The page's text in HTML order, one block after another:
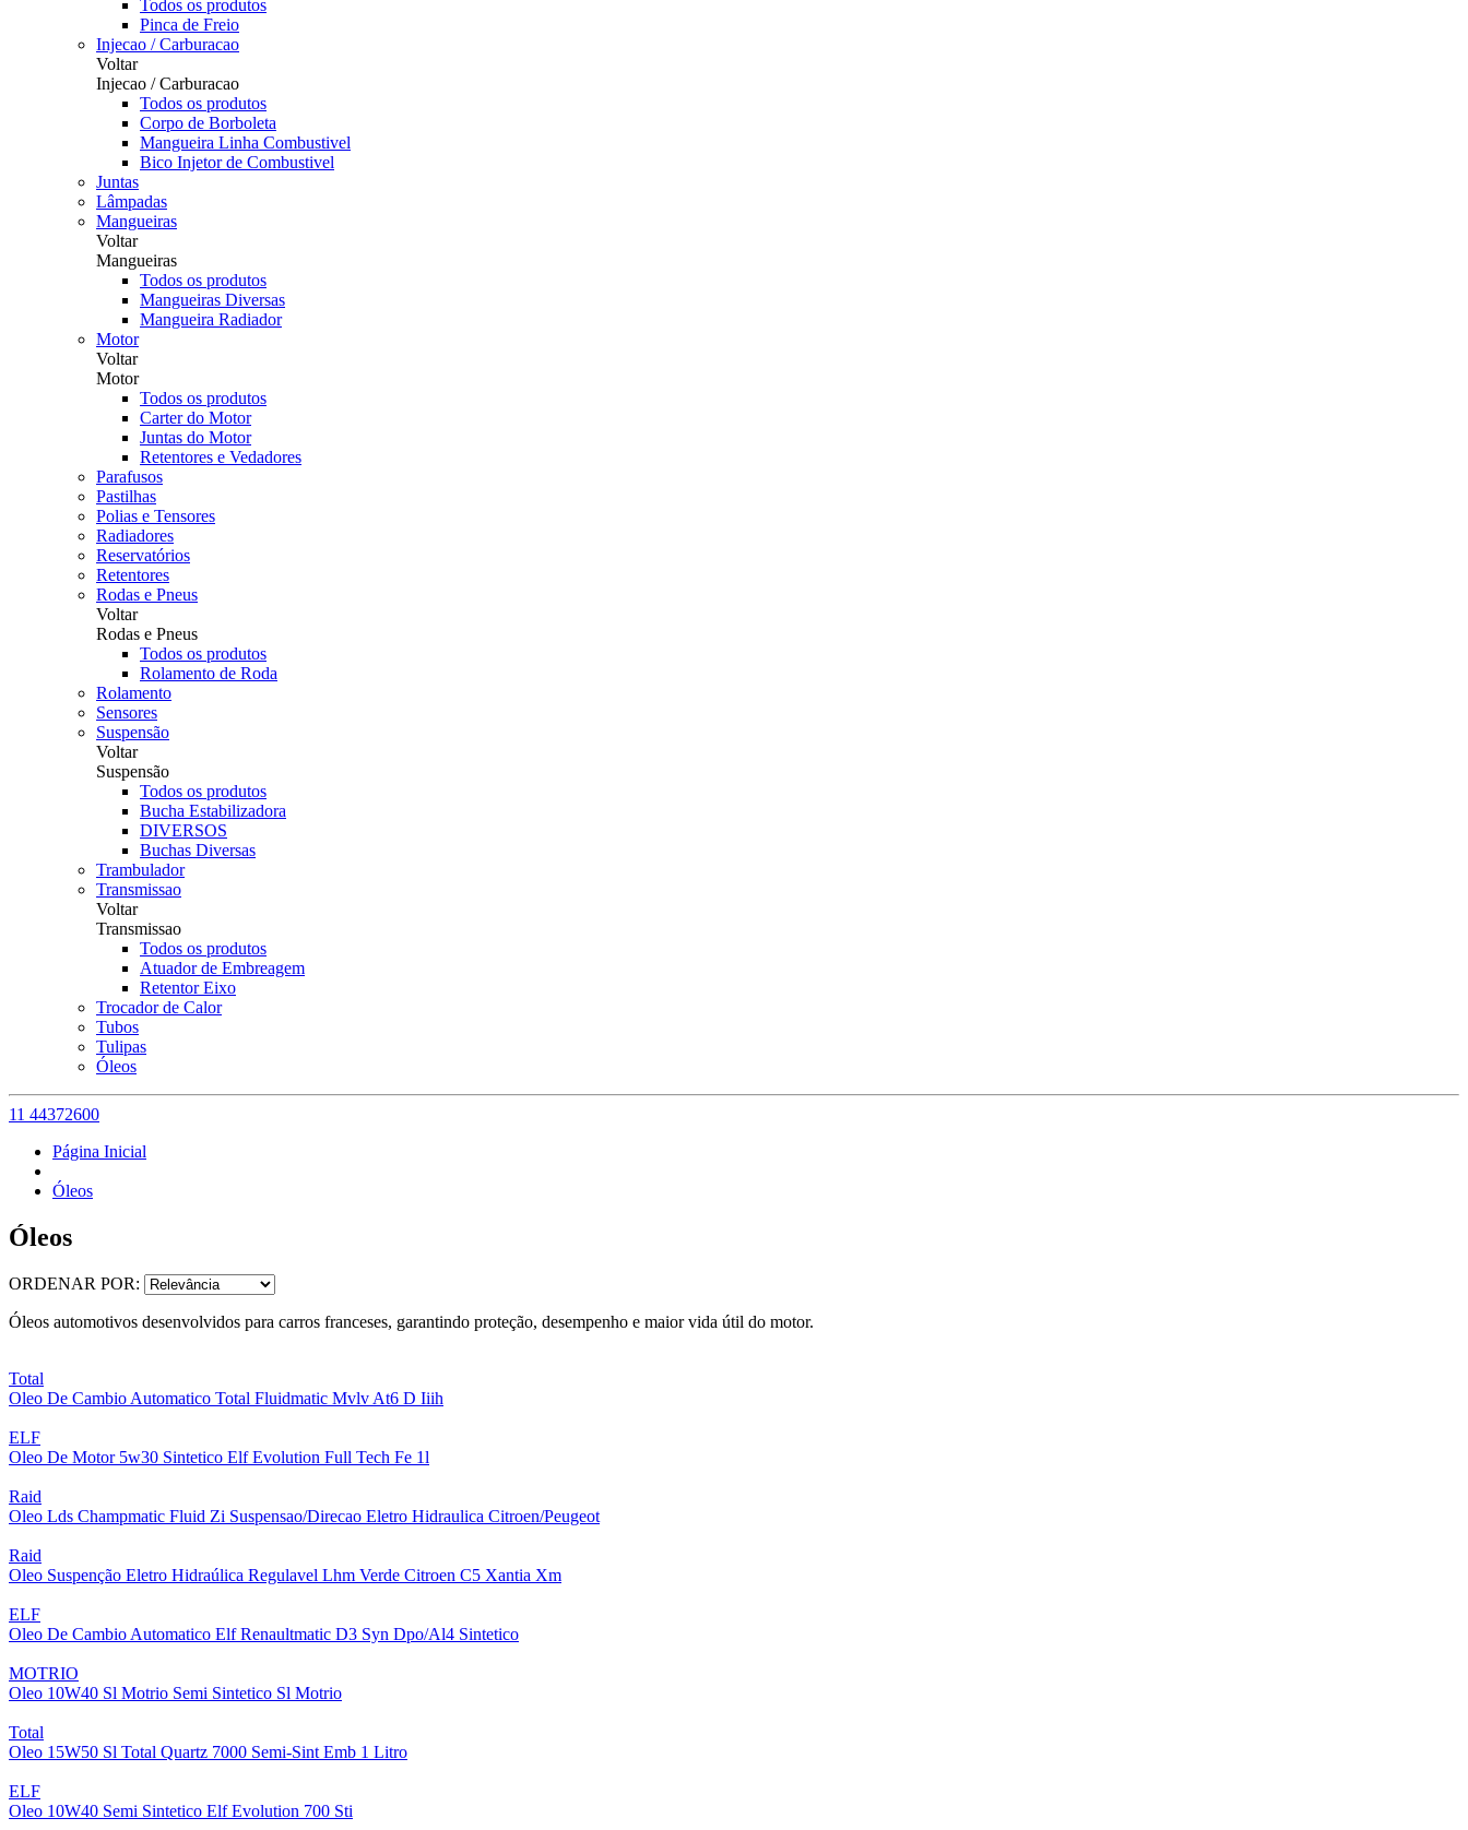
Todos os produtos
Pinca de Freio
Injecao / Carburacao
Voltar
Injecao / Carburacao
Todos os produtos
Corpo de Borboleta
Mangueira Linha Combustivel
Bico Injetor de Combustivel
Juntas
Lâmpadas
Mangueiras
Voltar
Mangueiras
Todos os produtos
Mangueiras Diversas
Mangueira Radiador
Motor
Voltar
Motor
Todos os produtos
Carter do Motor
Juntas do Motor
Retentores e Vedadores
Parafusos
Pastilhas
Polias e Tensores
Radiadores
Reservatórios
Retentores
Rodas e Pneus
Voltar
Rodas e Pneus
Todos os produtos
Rolamento de Roda
Rolamento
Sensores
Suspensão
Voltar
Suspensão
Todos os produtos
Bucha Estabilizadora
DIVERSOS
Buchas Diversas
Trambulador
Transmissao
Voltar
Transmissao
Todos os produtos
Atuador de Embreagem
Retentor Eixo
Trocador de Calor
Tubos
Tulipas
Óleos
11 44372600
Página Inicial
Óleos
Óleos
ORDENAR POR:
Óleos automotivos desenvolvidos para carros franceses, garantindo proteção, desempenho e maior vida útil do motor.
Total
Oleo De Cambio Automatico Total Fluidmatic Mvlv At6 D Iiih
ELF
Oleo De Motor 5w30 Sintetico Elf Evolution Full Tech Fe 1l
Raid
Oleo Lds Champmatic Fluid Zi Suspensao/Direcao Eletro Hidraulica Citroen/Peugeot
Raid
Oleo Suspenção Eletro Hidraúlica Regulavel Lhm Verde Citroen C5 Xantia Xm
ELF
Oleo De Cambio Automatico Elf Renaultmatic D3 Syn Dpo/Al4 Sintetico
MOTRIO
Oleo 10W40 Sl Motrio Semi Sintetico Sl Motrio
Total
Oleo 15W50 Sl Total Quartz 7000 Semi-Sint Emb 1 Litro
ELF
Oleo 10W40 Semi Sintetico Elf Evolution 700 Sti